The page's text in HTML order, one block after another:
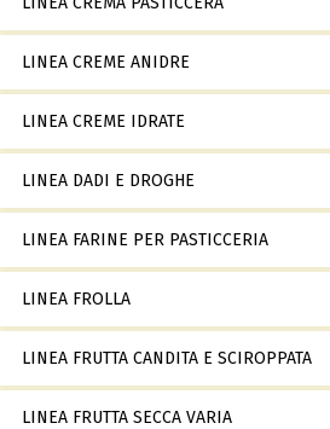
LINEA CREME ANIDRE
LINEA CREME IDRATE
LINEA DADI E DROGHE
LINEA FARINE PER PASTICCERIA
LINEA FROLLA
LINEA FRUTTA CANDITA E SCIROPPATA
LINEA FRUTTA SECCA VARIA